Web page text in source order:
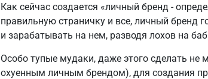
Как сейчас создается «личный бренд -
правильную страничку и все, личный бренд
и зарабатывать на нем, разводя лохов на
Особо тупые мудаки, даже этого сделать не
охуенным личным брендом), для создания